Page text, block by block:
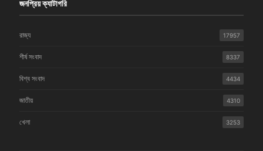
জনপ্রিয় ক্যাটাগরি
রাজ্য 17957
শীর্ষ সংবাদ 8337
বিশ্ব সংবাদ 4434
জাতীয় 4310
খেলা 3253